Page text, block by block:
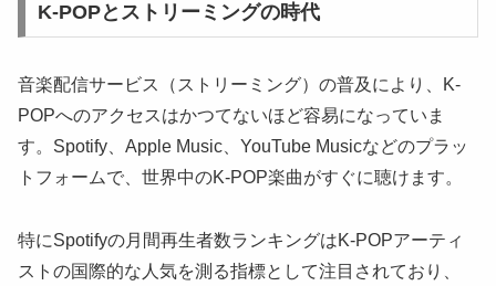
K-POPとストリーミングの時代
音楽配信サービス（ストリーミング）の普及により、K-
POPへのアクセスはかつてないほど容易になっていま
す。Spotify、Apple Music、YouTube Musicなどのプラッ
トフォームで、世界中のK-POP楽曲がすぐに聴けます。
特にSpotifyの月間再生者数ランキングはK-POPアーティ
ストの国際的な人気を測る指標として注目されており、